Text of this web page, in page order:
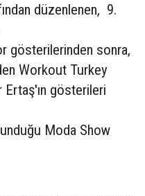
düzenlenen, 9.
gösterilerinden sonra,
Workout Turkey
gösterileri
Moda Show